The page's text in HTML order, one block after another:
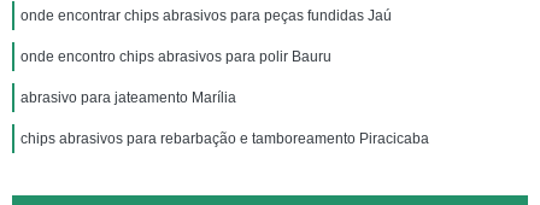
onde encontrar chips abrasivos para peças fundidas Jaú
onde encontro chips abrasivos para polir Bauru
abrasivo para jateamento Marília
chips abrasivos para rebarbação e tamboreamento Piracicaba